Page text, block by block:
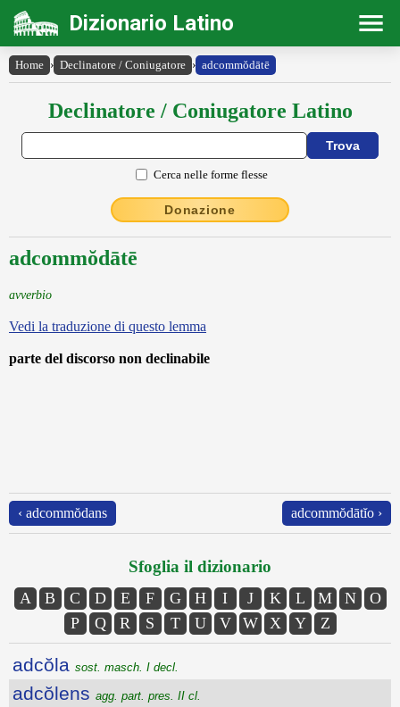
Dizionario Latino
Home › Declinatore / Coniugatore › adcommŏdātē
Declinatore / Coniugatore Latino
Cerca nelle forme flesse
Donazione
adcommŏdātē
avverbio
Vedi la traduzione di questo lemma
parte del discorso non declinabile
‹ adcommŏdans adcommŏdātĭo ›
Sfoglia il dizionario
A B C D E F G H I J K L M N
O
P
Q R S T U V W X Y Z
adcŏla sost. masch. I decl.
adcŏlens agg. part. pres. II cl.